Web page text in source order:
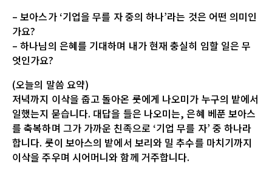
– 보아스가 ‘기업을 무를 자 중의 하나’라는 것은 어떤 의미인
가요?
– 하나님의 은혜를 기대하며 내가 현재 충실히 임할 일은 무
엇인가요?
(오늘의 말씀 요약)
저녁까지 이삭을 줍고 돌아온 룻에게 나오미가 누구의 밭에서
일했는지 묻습니다. 대답을 들은 나오미는, 은혜 베푼 보아스
를 축복하며 그가 가까운 친족으로 ‘기업 무를 자’ 중 하나라
합니다. 룻이 보아스의 밭에서 보리와 밀 추수를 마치기까지
이삭을 주우며 시어머니와 함께 거주합니다.